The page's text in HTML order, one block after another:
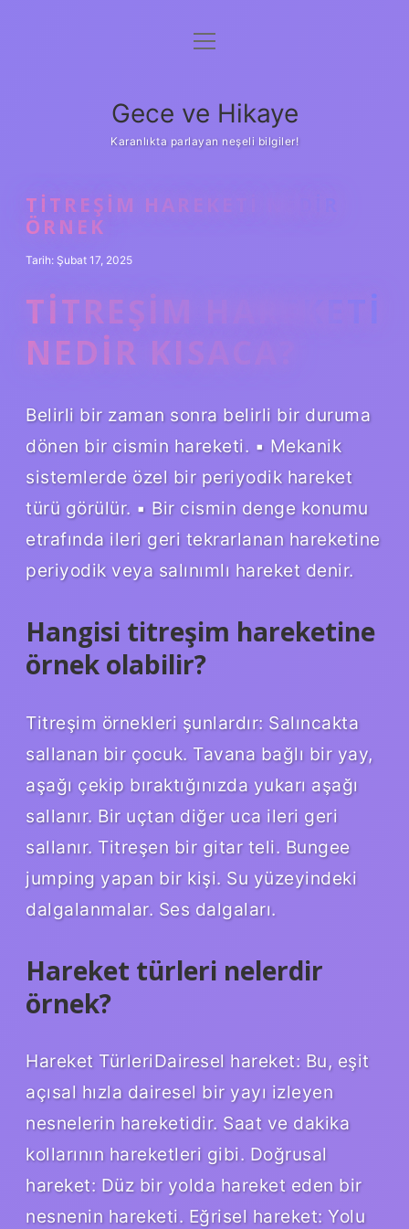
Anasayfa
Yasal Uyarı
menüyü
Gece ve Hikaye
Karanlıkta parlayan neşeli bilgiler!
TITREŞIM HAREKETI NEDIR
ÖRNEK
Tarih: Şubat 17, 2025
TITREŞIM HAREKETI
NEDIR KISACA?
Belirli bir zaman sonra belirli bir duruma
dönen bir cismin hareketi. ▪ Mekanik
sistemlerde özel bir periyodik hareket
türü görülür. ▪ Bir cismin denge konumu
etrafında ileri geri tekrarlanan hareketine
periyodik veya salınımlı hareket denir.
Hangisi titreşim hareketine
örnek olabilir?
Titreşim örnekleri şunlardır: Salıncakta
sallanan bir çocuk. Tavana bağlı bir yay,
aşağı çekip bıraktığınızda yukarı aşağı
sallanır. Bir uçtan diğer uca ileri geri
sallanır. Titreşen bir gitar teli. Bungee
jumping yapan bir kişi. Su yüzeyindeki
dalgalanmalar. Ses dalgaları.
Hareket türleri nelerdir
örnek?
Hareket TürleriDairesel hareket: Bu, eşit
açısal hızla dairesel bir yayı izleyen
nesnelerin hareketidir. Saat ve dakika
kollarının hareketleri gibi. Doğrusal
hareket: Düz bir yolda hareket eden bir
nesnenin hareketi. Eğrisel hareket: Yolu